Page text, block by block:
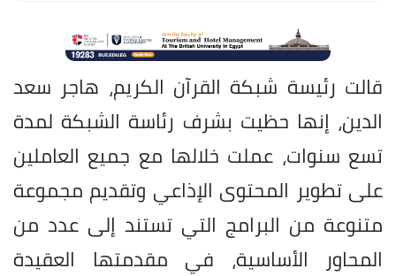
قالت رئيسة شبكة القرآن الكريم، هاجر سعد
الدين، إنها حظيت بشرف رئاسة الشبكة لمدة
تسع سنوات، عملت خلالها مع جميع العاملين
على تطوير المحتوى الإذاعي وتقديم مجموعة
متنوعة من البرامج التي تستند إلى عدد من
المحاور الأساسية، في مقدمتها العقيدة